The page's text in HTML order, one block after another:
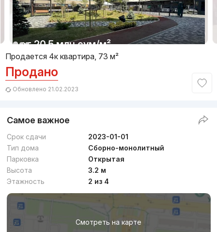
от20.5 млн сум/м²
Сдан 2023,
4к квартира, 131 м²
от15.8 млн
Сдан 2023 Левон
1/6
Продается 4к квартира, 73 м²
Продано
Обновлено 21.02.2023
Самое важное
Срок сдачи
2023-01-01
Тип дома
Сборно-монолитный
Парковка
Открытая
Высота
3.2 м
Этажность
2 из 4
Смотреть на карте